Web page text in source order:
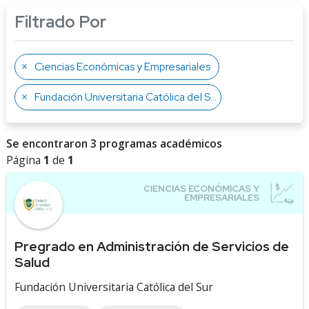
Filtrado Por
Ciencias Económicas y Empresariales
Fundación Universitaria Católica del Sur
Se encontraron 3 programas académicos
Página 1 de 1
Pregrado en Administración de Servicios de
Salud
Fundación Universitaria Católica del Sur